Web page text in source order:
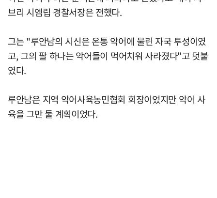
브리 시엠립 경찰서장은 전했다.
그는 "루안남의 시신은 온통 악어에 물린 자국 투성이였
고, 그의 팔 하나는 악어들이 먹어치워 사라졌다"고 덧붙
였다.
루안남은 지역 악어사육농민협회 회장이었지만 악어 사
육을 그만 둘 계획이었다.